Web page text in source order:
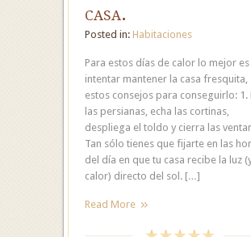
casa.
Posted in: Habitaciones
Para estos días de calor lo mejor es
intentar mantener la casa fresquita,
estos consejos para conseguirlo: 1.
las persianas, echa las cortinas,
despliega el toldo y cierra las
Tan sólo tienes que fijarte en las
del día en que tu casa recibe la luz
calor) directo del sol. […]
Read More